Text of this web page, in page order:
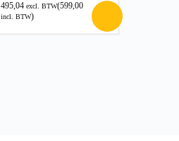
495,04 excl. BTW(599,00
incl. BTW)